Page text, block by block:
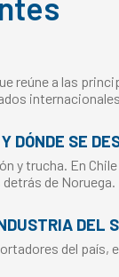
reúne a las
DÓNDE SE
y trucha. En
de Noruega.
DEL
del país,